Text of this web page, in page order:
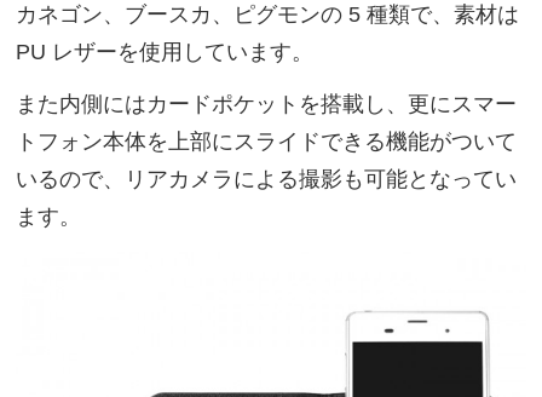
カネゴン、ブースカ、ピグモンの 5 種類で、素材は
PU レザーを使用しています。
また内側にはカードポケットを搭載し、更にスマー
トフォン本体を上部にスライドできる機能がついて
いるので、リアカメラによる撮影も可能となってい
ます。